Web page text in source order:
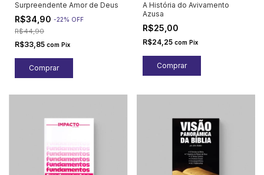
Surpreendente Amor de Deus
R$34,90 -22% OFF
R$44,90
R$33,85 com Pix
A História do Avivamento
Azusa
R$25,00
R$24,25 com Pix